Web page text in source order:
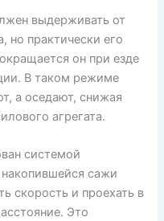
выдерживать от
но практически его
он при езде
В таком режиме
а оседают, снижая
агрегата.
системой
сажи
скорость и проехать в
Это